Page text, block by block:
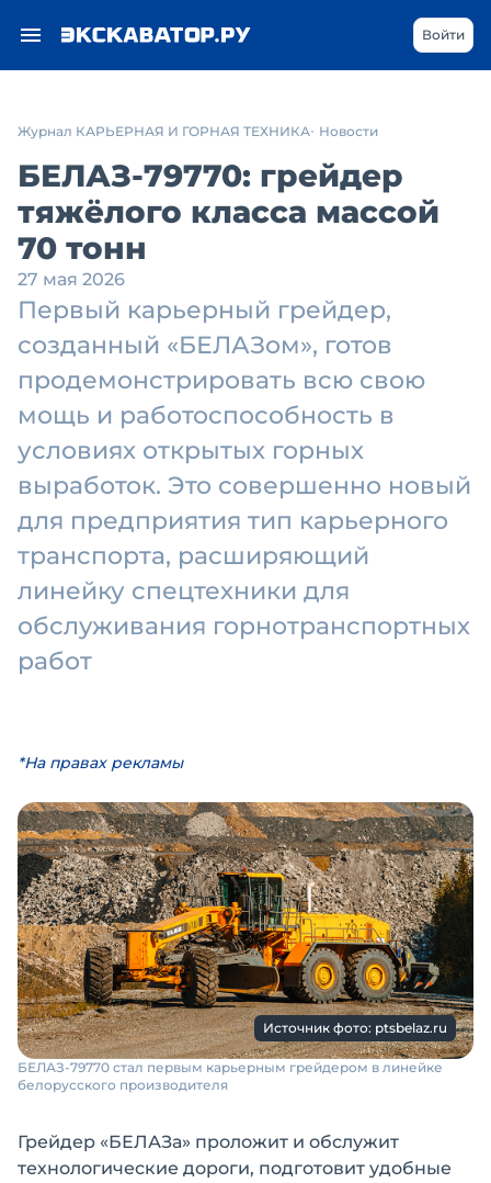
Войти
Журнал КАРЬЕРНАЯ И ГОРНАЯ ТЕХНИКА Новости
БЕЛАЗ-79770: грейдер
тяжёлого класса массой
70 тонн
27 мая 2026
Первый карьерный грейдер,
созданный «БЕЛАЗом», готов
продемонстрировать всю свою
мощь и работоспособность в
условиях открытых горных
выработок. Это совершенно новый
для предприятия тип карьерного
транспорта, расширяющий
линейку спецтехники для
обслуживания горнотранспортных
работ
*На правах рекламы
Источник фото: ptsbelaz.ru
БЕЛАЗ-79770 стал первым карьерным грейдером в линейке
белорусского производителя
Грейдер «БЕЛАЗа» проложит и обслужит
технологические дороги, подготовит удобные